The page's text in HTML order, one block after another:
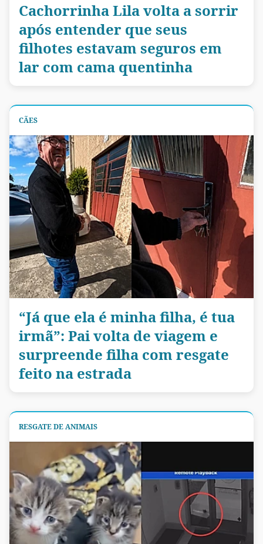
Cachorrinha Lila volta a sorrir
após entender que seus
filhotes estavam seguros em
lar com cama quentinha
CÃES
“Já que ela é minha filha, é tua
irmã”: Pai volta de viagem e
surpreende filha com resgate
feito na estrada
RESGATE DE ANIMAIS